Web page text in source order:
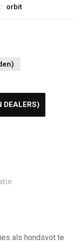
orbit
DEALERS)
als hondsvot te